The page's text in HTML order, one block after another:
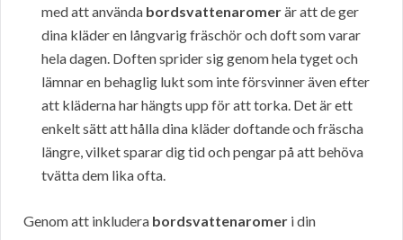
med att använda bordsvattenaromerär att de ger
dina kläder en långvarig fräschör och doft som varar
hela dagen. Doften sprider sig genom hela tyget och
lämnar en behaglig lukt som inte försvinner även efter
att kläderna har hängts upp för att torka. Det är ett
enkelt sätt att hålla dina kläder doftande och fräscha
längre, vilket sparar dig tid och pengar på att behöva
tvätta dem lika ofta.
Genom att inkludera bordsvattenaromer i din